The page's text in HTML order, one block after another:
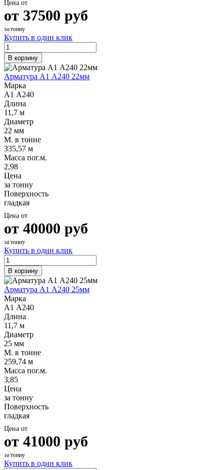
Цена от
от 37500 руб
за тонну
Купить в один клик
В корзину
Арматура А1 А240 22мм
Марка
А1 А240
Длина
11,7 м
Диаметр
22 мм
М. в тонне
335,57 м
Масса пог.м.
2,98
Цена
за тонну
Поверхность
гладкая
Цена от
от 40000 руб
за тонну
Купить в один клик
В корзину
Арматура А1 А240 25мм
Марка
А1 А240
Длина
11,7 м
Диаметр
25 мм
М. в тонне
259,74 м
Масса пог.м.
3,85
Цена
за тонну
Поверхность
гладкая
Цена от
от 41000 руб
за тонну
Купить в один клик